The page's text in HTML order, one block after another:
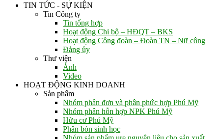
TIN TỨC - SỰ KIỆN
Tin Công ty
Tin tổng hợp
Hoạt động Chi bộ – HĐQT – BKS
Hoạt động Công đoàn – Đoàn TN – Nữ công
Đảng ủy
Thư viện
Ảnh
Video
HOẠT ĐỘNG KINH DOANH
Sản phẩm
Nhóm phân đơn và phân phức hợp Phú Mỹ
Nhóm phân hỗn hợp NPK Phú Mỹ
Hữu cơ Phú Mỹ
Phân bón sinh học